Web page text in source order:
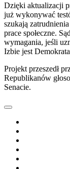
Dzięki aktualizacji
już wykonywać
szukają
prace społeczne.
wymagania, jeśli
Izbie jest
Projekt przeszedł
Republikanów
Senacie.